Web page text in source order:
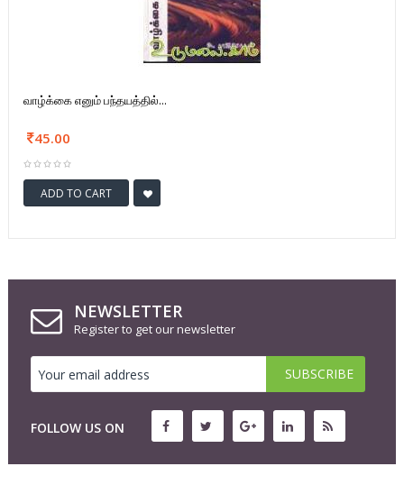
வாழ்க்கை எனும் பந்தயத்தில்...
45.00
ADD TO CART
NEWSLETTER
Register to get our newsletter
FOLLOW US ON